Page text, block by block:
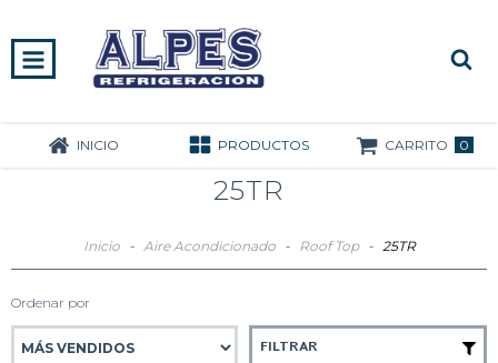
INICIO PRODUCTOS CARRITO 0
25TR
Inicio - Aire Acondicionado - Roof Top - 25TR
Ordenar por
FILTRAR